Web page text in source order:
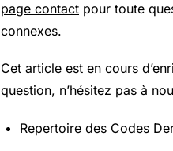
page contact pour toute
connexes.
Cet article est en cours
question, n’hésitez pas à
Repertoire des Codes